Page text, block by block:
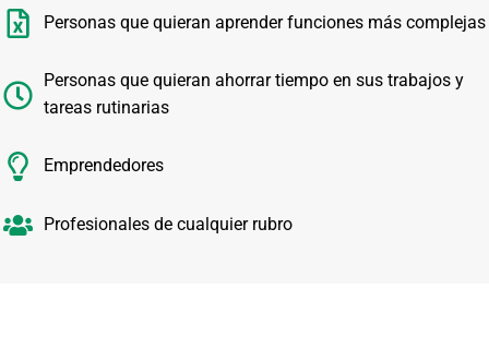
Personas que quieran aprender funciones más complejas
Personas que quieran ahorrar tiempo en sus trabajos y
tareas rutinarias
Emprendedores
Profesionales de cualquier rubro